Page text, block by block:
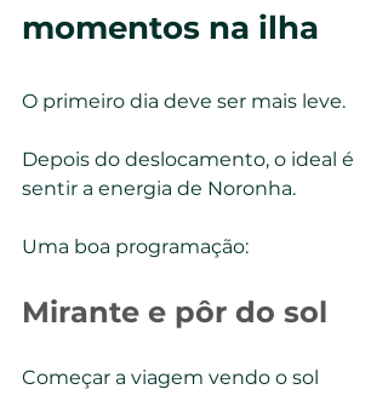
momentos na ilha
O primeiro dia deve ser mais leve.
Depois do deslocamento, o ideal é
sentir a energia de Noronha.
Uma boa programação:
Mirante e pôr do sol
Começar a viagem vendo o sol